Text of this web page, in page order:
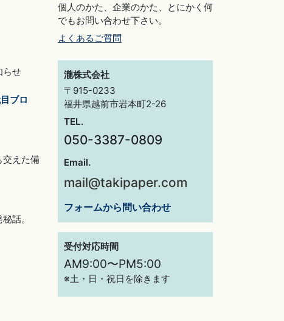
らせ
ブロ
交えた備
話。
個人のかた、企業のかた、とにかく何
でもお問い合わせ下さい。
よくあるご質問
瀧株式会社
〒915-0233
福井県越前市岩本町2-26
TEL.
050-3387-0809
Email.
mail@takipaper.com
フォームから問い合わせ
受付対応時間
AM9:00〜PM5:00
※土・日・祝日を除きます